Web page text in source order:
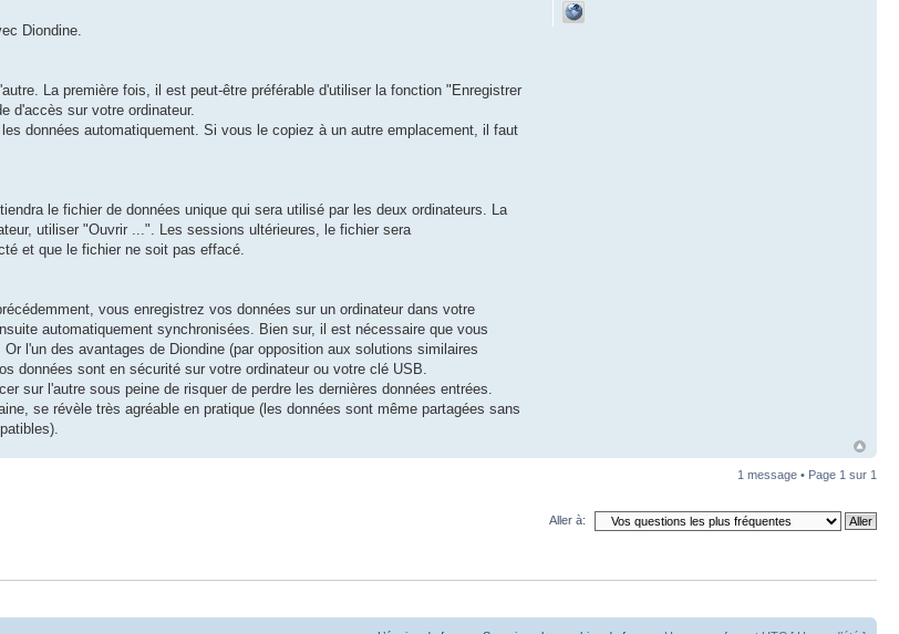
Diondine.
La première fois, il est peut-être préférable d'utiliser la fonction "Enregistrer
d'accès sur votre ordinateur.
données automatiquement. Si vous le copiez à un autre emplacement, il faut
le fichier de données unique qui sera utilisé par les deux ordinateurs. La
utiliser "Ouvrir ...". Les sessions ultérieures, le fichier sera
et que le fichier ne soit pas effacé.
vous enregistrez vos données sur un ordinateur dans votre
automatiquement synchronisées. Bien sur, il est nécessaire que vous
l'un des avantages de Diondine (par opposition aux solutions similaires
données sont en sécurité sur votre ordinateur ou votre clé USB.
sur l'autre sous peine de risquer de perdre les dernières données entrées.
se révèle très agréable en pratique (les données sont même partagées sans
1 message • Page 1 sur 1
Aller à: